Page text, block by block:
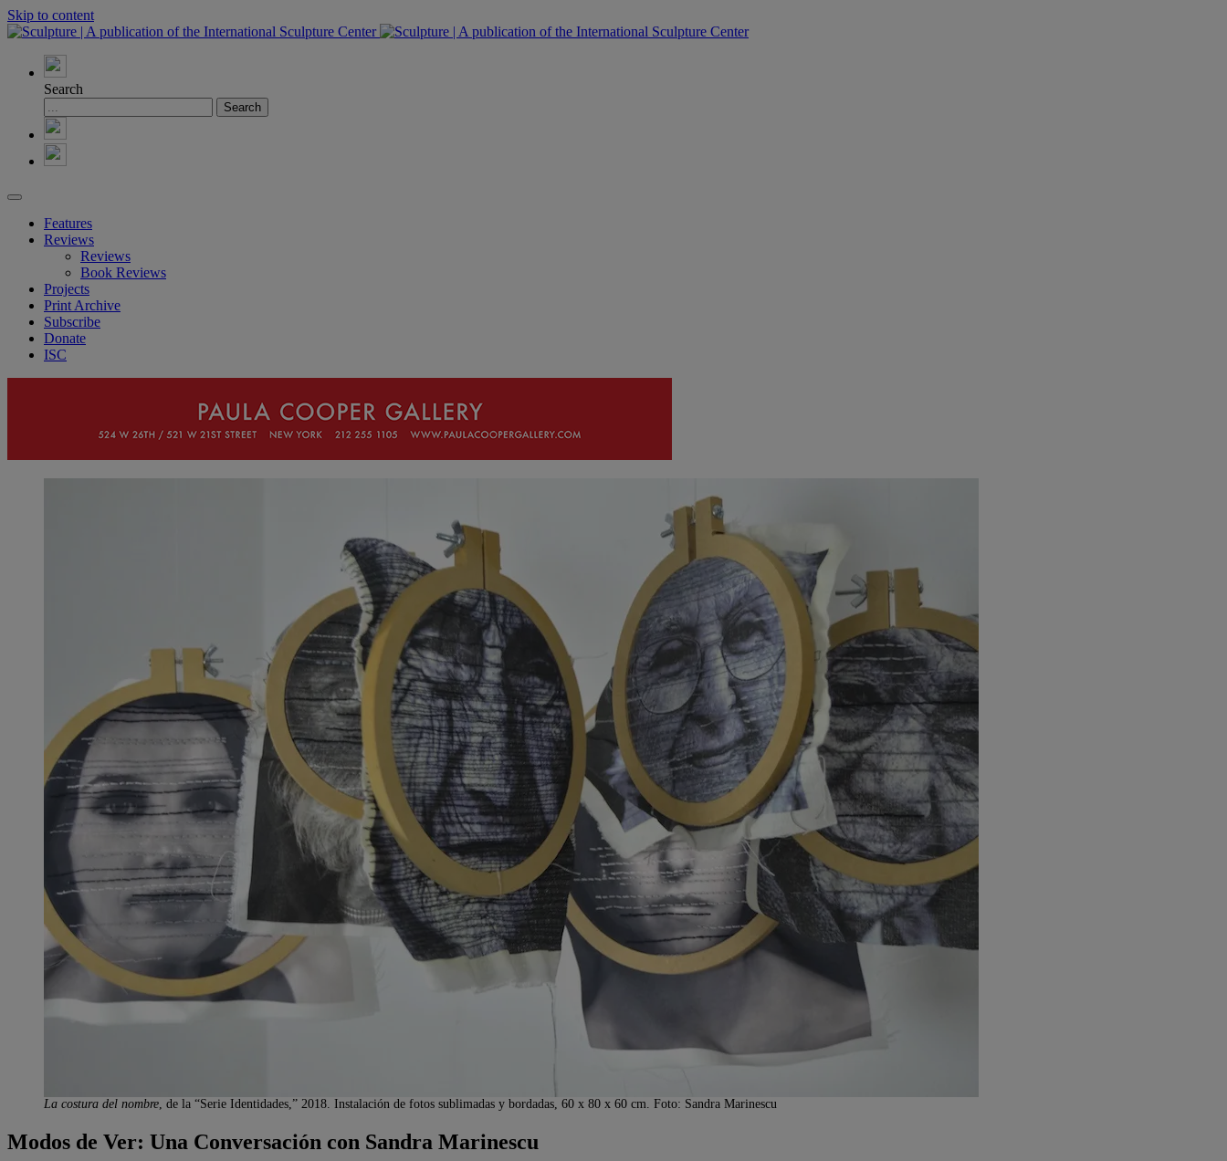
Skip to content
Search
Features
Reviews
Reviews
Book Reviews
Projects
Print Archive
Subscribe
Donate
ISC
La costura del nombre, de la “Serie Identidades,” 2018. Instalación de fotos sublimadas y bordadas, 60 x 80 x 60 cm. Foto: Sandra Marinescu
Modos de Ver: Una Conversación con Sandra Marinescu